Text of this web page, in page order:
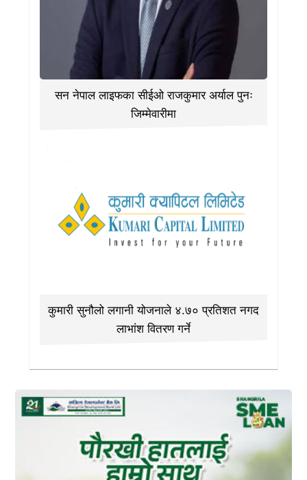
सन नेपाल लाइफका सीईओ राजकुमार अर्याल पुनः
जिम्मेवारीमा
कुमारी सुनौलो लगानी योजनाले ४.७० प्रतिशत नगद
लाभांश वितरण गर्ने